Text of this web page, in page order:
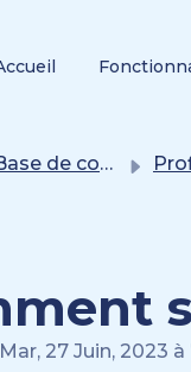
de connaissances Profil
27 Juin, 2023 à